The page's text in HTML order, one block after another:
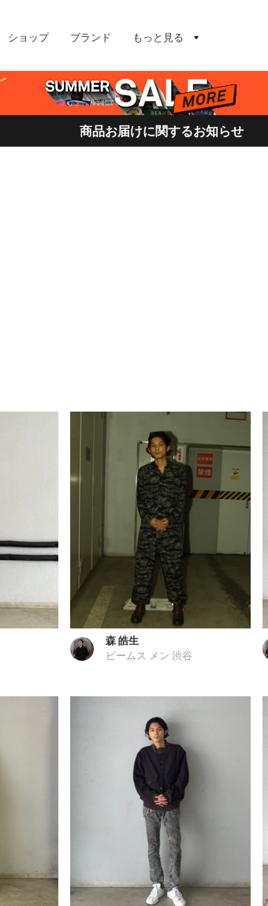
ショップ ブランド もっと見る
商品お届けに関するお知らせ
森 皓生
ビームス メン 渋谷